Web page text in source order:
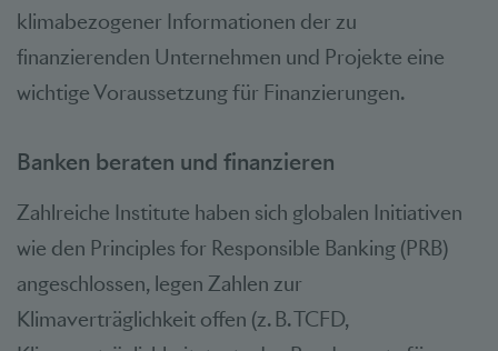
klimabezogener Informationen der zu
finanzierenden Unternehmen und Projekte eine
wichtige Voraussetzung für Finanzierungen.
Banken beraten und finanzieren
Zahlreiche Institute haben sich globalen Initiativen
wie den Principles for Responsible Banking (PRB)
angeschlossen, legen Zahlen zur
Klimaverträglichkeit offen (z. B. TCFD,